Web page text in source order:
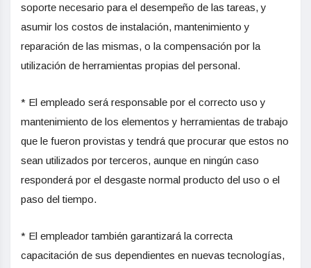
soporte necesario para el desempeño de las tareas, y
asumir los costos de instalación, mantenimiento y
reparación de las mismas, o la compensación por la
utilización de herramientas propias del personal.
* El empleado será responsable por el correcto uso y
mantenimiento de los elementos y herramientas de trabajo
que le fueron provistas y tendrá que procurar que estos no
sean utilizados por terceros, aunque en ningún caso
responderá por el desgaste normal producto del uso o el
paso del tiempo.
* El empleador también garantizará la correcta
capacitación de sus dependientes en nuevas tecnologías,